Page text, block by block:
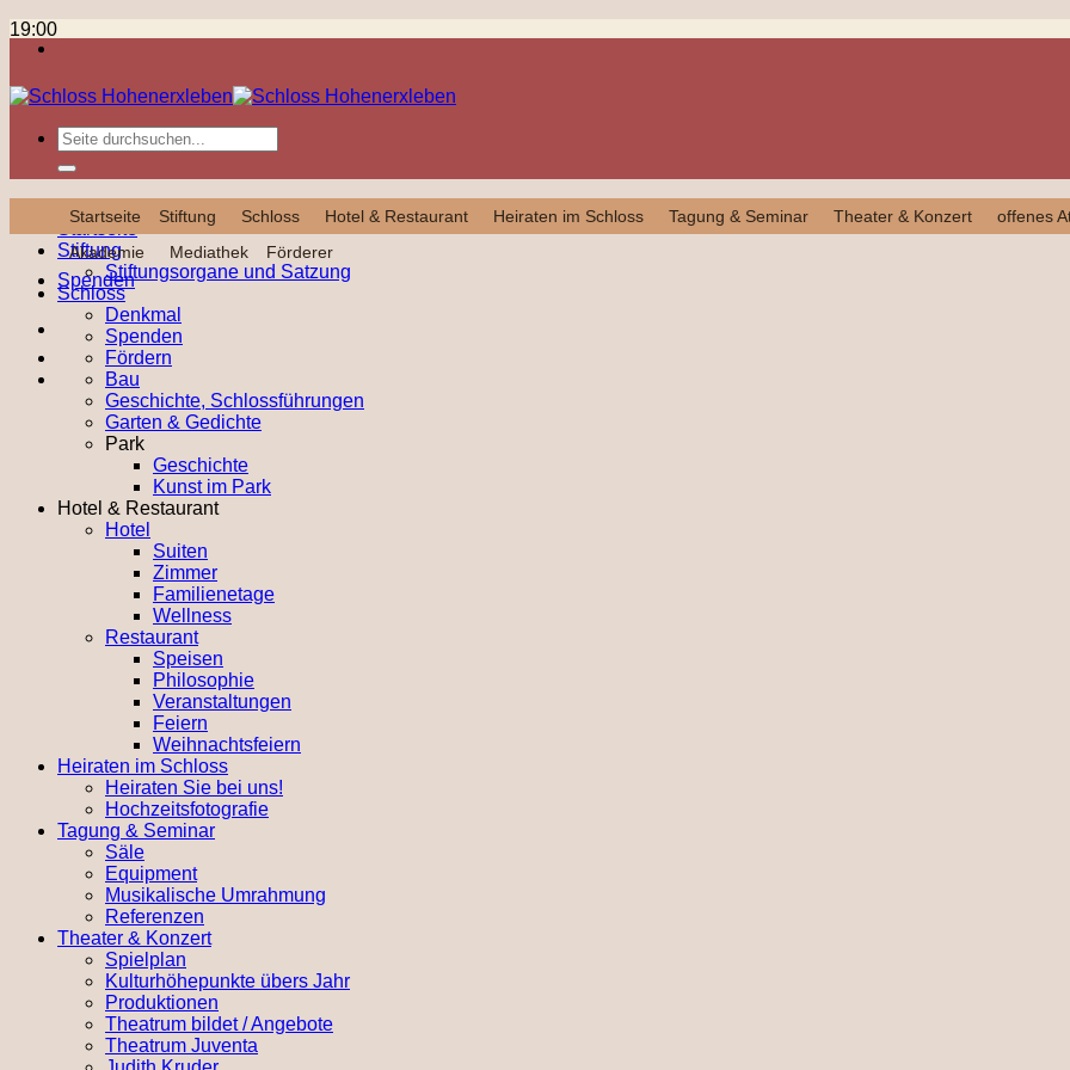
Zum
Inhalt
Startseite Stiftung Schloss Hotel & Restaurant Heiraten im Schloss Tagung & Seminar Theater & Konzert
offenes
Akademie
Mediathek Förderer
Spenden
Festliches
Weihnachtskonzert
19:00
26. Dezember 2025
Kompletten Kalender ansehen
Datenschutz
Impressum
designed by Wimeta
Spenden
Startseite
Stiftung
Stiftungsorgane und Satzung
Schloss
Denkmal
Spenden
Fördern
Bau
Geschichte, Schlossführungen
Garten & Gedichte
Park
Geschichte
Kunst im Park
Hotel & Restaurant
Hotel
Suiten
Zimmer
Familienetage
Wellness
Restaurant
Speisen
Philosophie
Veranstaltungen
Feiern
Weihnachtsfeiern
Heiraten im Schloss
Heiraten Sie bei uns!
Hochzeitsfotografie
Tagung & Seminar
Säle
Equipment
Musikalische Umrahmung
Referenzen
Theater & Konzert
Spielplan
Kulturhöhepunkte übers Jahr
Produktionen
Theatrum bildet / Angebote
Theatrum Juventa